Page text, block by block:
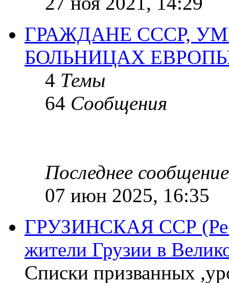
ГРАЖДАНЕ СССР,
БОЛЬНИЦАХ
4 Темы
64 Сообщения
Последнее сообщение
07 июн 2025, 16:35
ГРУЗИНСКАЯ ССР
жители Грузии в
Списки призванных